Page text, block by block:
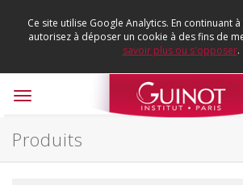
Ce site utilise Google Analytics. En continuant
autorisez à déposer un cookie à des fins de
savoir plus ou s'opposer.
Toggle
Produits